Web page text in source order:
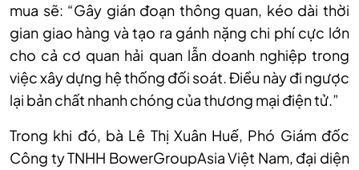
mua sẽ: “Gây gián đoạn thông quan, kéo dài thời
gian giao hàng và tạo ra gánh nặng chi phí cực lớn
cho cả cơ quan hải quan lẫn doanh nghiệp trong
việc xây dựng hệ thống đối soát. Điều này đi ngược
lại bản chất nhanh chóng của thương mại điện tử.”
Trong khi đó, bà Lê Thị Xuân Huế, Phó Giám đốc
Công ty TNHH BowerGroupAsia Việt Nam, đại diện